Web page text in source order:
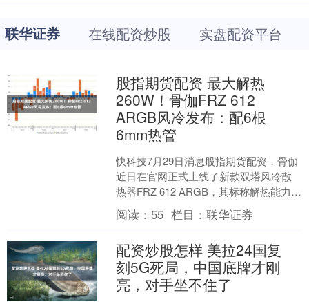
联华证券 在线配资炒股 实盘配资平台
股指期货配资 最大解热
260W！骨伽FRZ 612
ARGB风冷发布：配6根
6mm热管
快科技7月29日消息股指期货配资，骨伽
近日在官网正式上线了新款双塔风冷散
热器FRZ 612 ARGB，其标称解热能力达
到了260W TDP。 核心规格方面，FR....
阅读： 55 栏目：联华证券
配资炒股怎样 美拉24国复
刻5G死局，中国底牌才刚
亮，对手坐不住了